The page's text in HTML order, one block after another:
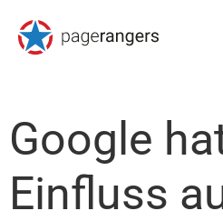
Google
Einfluss